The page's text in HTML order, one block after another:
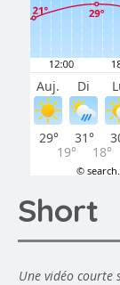
Short
Une vidéo courte